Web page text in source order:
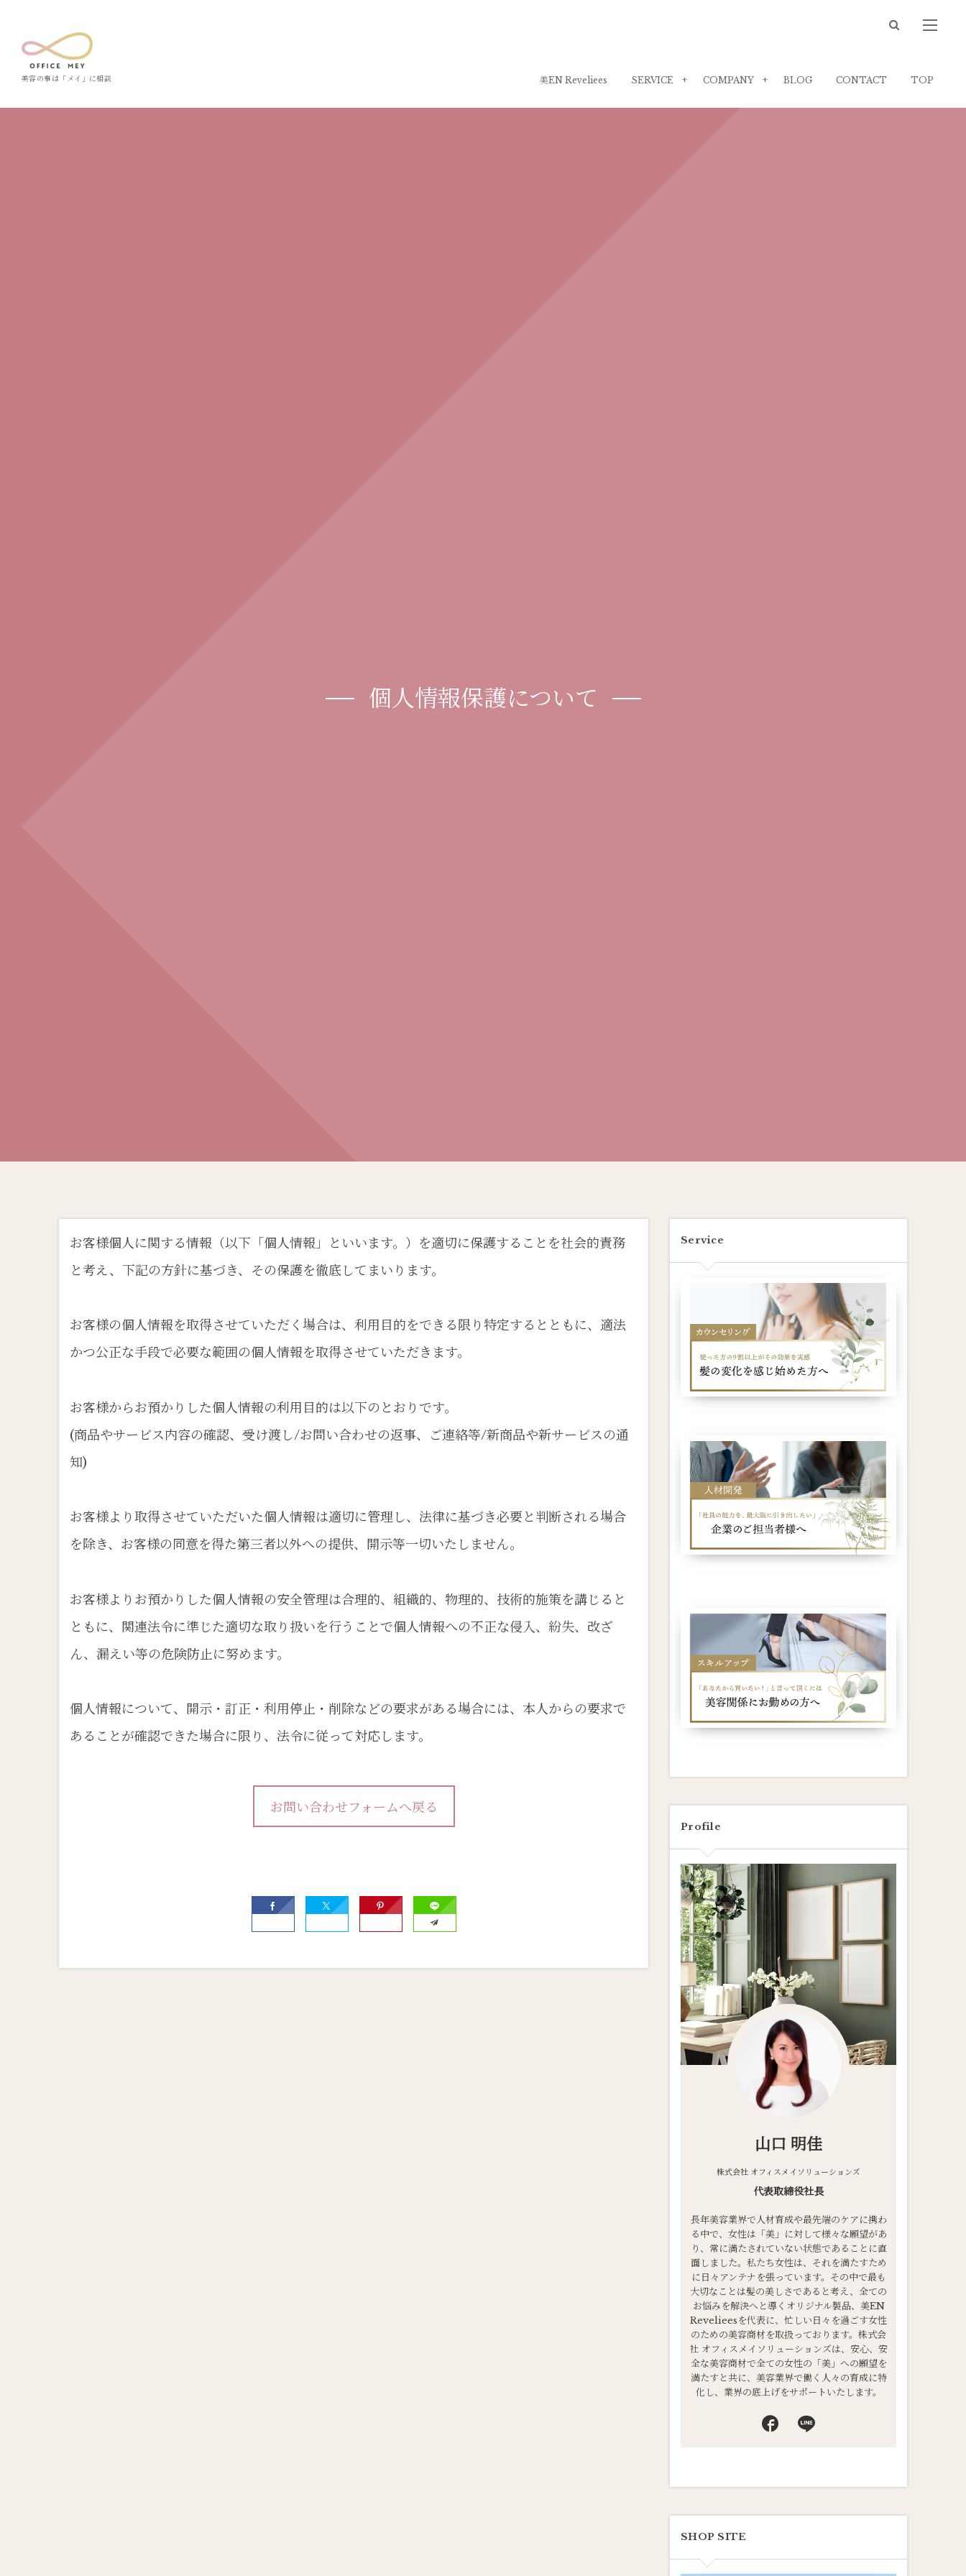
美容の事は「メイ」に相談 美EN Reveliees SERVICE COMPANY BLOG CONTACT TOP
個人情報保護について
お客様個人に関する情報（以下「個人情報」といいます。）を適切に保護することを社会的責務
と考え、下記の方針に基づき、その保護を徹底してまいります。
お客様の個人情報を取得させていただく場合は、利用目的をできる限り特定するとともに、適法
かつ公正な手段で必要な範囲の個人情報を取得させていただきます。
お客様からお預かりした個人情報の利用目的は以下のとおりです。
(商品やサービス内容の確認、受け渡し/お問い合わせの返事、ご連絡等/新商品や新サービスの通
知)
お客様より取得させていただいた個人情報は適切に管理し、法律に基づき必要と判断される場合
を除き、お客様の同意を得た第三者以外への提供、開示等一切いたしません。
お客様よりお預かりした個人情報の安全管理は合理的、組織的、物理的、技術的施策を講じると
ともに、関連法令に準じた適切な取り扱いを行うことで個人情報への不正な侵入、紛失、改ざ
ん、漏えい等の危険防止に努めます。
個人情報について、開示・訂正・利用停止・削除などの要求がある場合には、本人からの要求で
あることが確認できた場合に限り、法令に従って対応します。
お問い合わせフォームへ戻る
Service
Profile
山口 明佳
株式会社 オフィスメイソリューションズ
代表取締役社長
長年美容業界で人材育成や最先端のケアに携わ
る中で、女性は「美」に対して様々な願望があ
り、常に満たされていない状態であることに直
面しました。私たち女性は、それを満たすため
に日々アンテナを張っています。その中で最も
大切なことは髪の美しさであると考え、全ての
お悩みを解決へと導くオリジナル製品、美EN
Revelieesを代表に、忙しい日々を過ごす女性
のための美容商材を取扱っております。株式会
社 オフィスメイソリューションズは、安心、安
全な美容商材で全ての女性の「美」への願望を
満たすと共に、美容業界で働く人々の育成に特
化し、業界の底上げをサポートいたします。
SHOP SITE